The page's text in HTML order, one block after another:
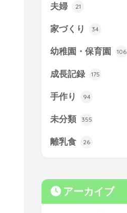
夫婦 21
家づくり 34
幼稚園・保育園 106
成長記録 175
手作り 94
未分類 355
離乳食 26
アーカイブ